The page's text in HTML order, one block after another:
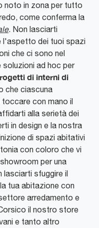
noto in zona per tutto
come conferma la
. Non lasciarti
l'aspetto dei tuoi spazi
che ci sono nel
ad hoc per
di interni di
che ciascuna
con mano il
alla serietà dei
in design e la nostra
di spazi abitativi
con coloro che vi
per una
lasciarti sfuggire il
tua abitazione con
arredamento e
il nostro store
e tanto altro